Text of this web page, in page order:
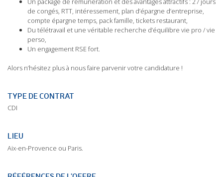
de congés, RTT, intéressement, plan d’épargne d’entreprise,
compte épargne temps, pack famille, tickets restaurant,
Du télétravail et une véritable recherche d’équilibre vie pro / vie
perso,
Un engagement RSE fort.
Alors n’hésitez plus à nous faire parvenir votre candidature !
TYPE DE CONTRAT
CDI
LIEU
Aix-en-Provence ou Paris.